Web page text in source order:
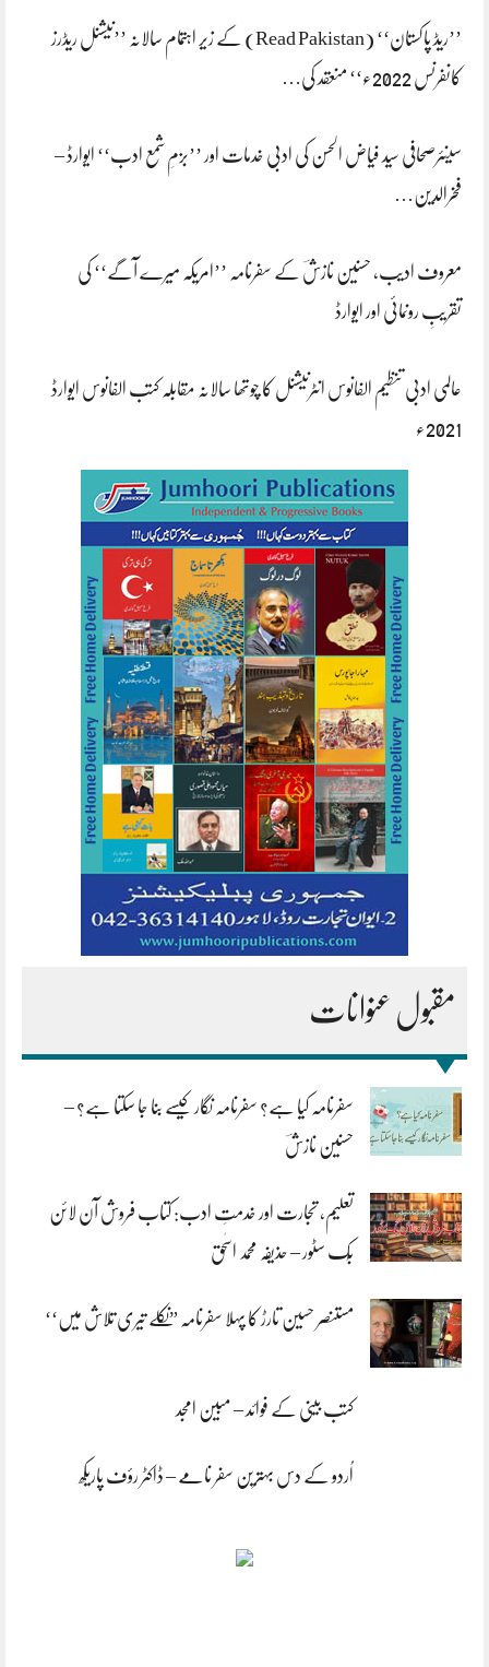
’’ریڈ پاکستان‘‘ (Read Pakistan) کے زیر اہتمام سالانہ ’’نیشنل ریڈرز
کانفرنس 2022ء‘‘ منعقد کی…
سینئرصحافی سید فیاض الحسن کی ادبی خدمات اور ’’بزمِ شمع ادب‘‘ ایوارڈ –
فخرالدین…
معروف ادیب، حسنین نازشؔ کے سفرنامہ ’’امریکہ میرے آگے‘‘ کی
تقریبِ رونمائی اور ایوارڈ
عالمی ادبی تنظیم الفانوس انٹرنیشنل کا چوتھا سالانہ مقابلہ کتب الفانوس ایوارڈ
2021ء
مقبول عنوانات
سفرنامہ کیا ہے؟ سفرنامہ نگار کیسے بنا جا سکتا ہے؟ –
حسنین نازشؔ
تعلیم، تجارت اور خدمتِ ادب: کتاب فروش آن لائن
بُک سٹور – حذیفہ محمد اسحٰق
مستنصر حسین تارڑ کا پہلا سفرنامہ ”نکلے تیری تلاش میں‘‘
کتب بینی کے فوائد – مبین امجد
اُردو کے دس بہترین سفر نامے – ڈاکٹر رؤف پاریکھ